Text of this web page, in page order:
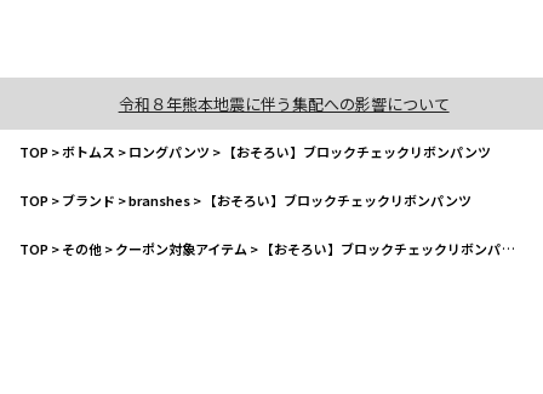
令和８年熊本地震に伴う集配への影響について
TOP>ボトムス >ロングパンツ > 【おそろい】ブロックチェックリボンパンツ
TOP>ブランド >branshes> 【おそろい】ブロックチェックリボンパンツ
TOP>その他>クーポン対象アイテム > 【おそろい】ブロックチェックリボンパンツ